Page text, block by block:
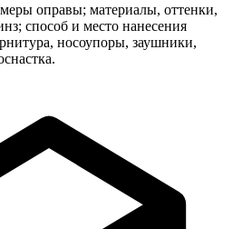
оправы; материалы, оттенки,
способ и место нанесения
носоупоры, заушники,